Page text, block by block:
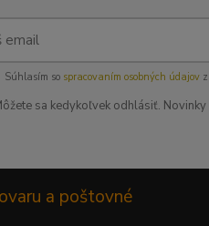
Súhlasím so spracovaním osobných údajov
sa kedykoľvek odhlásiť.
a poštovné